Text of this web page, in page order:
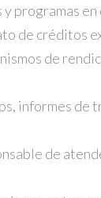
y programas
de créditos
de
informes de
de